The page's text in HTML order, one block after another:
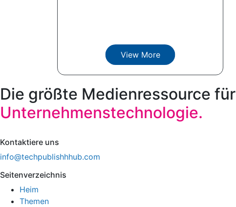
View More
Die größte Medienressource für
Unternehmenstechnologie.
Kontaktiere uns
info@techpublishhhub.com
Seitenverzeichnis
Heim
Themen